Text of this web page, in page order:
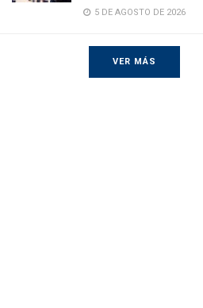
5 DE AGOSTO DE 2026
VER MÁS